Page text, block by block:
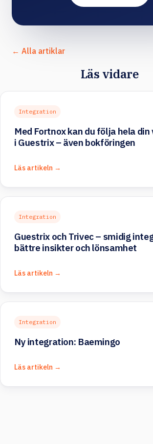
← Alla artiklar
Läs vidare
Integration
Med Fortnox kan du följa hela
i Guestrix – även bokföringen
Läs artikeln →
Integration
Guestrix och Trivec – smidig
bättre insikter och lönsamhet
Läs artikeln →
Integration
Ny integration: Baemingo
Läs artikeln →